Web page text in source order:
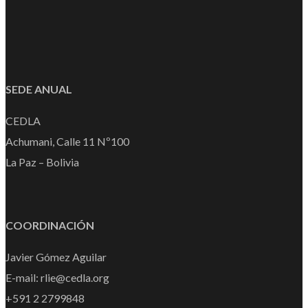
SEDE ANUAL
CEDLA
Achumani, Calle 11 Nº100
La Paz – Bolivia
COORDINACIÓN
Javier Gómez Aguilar
E-mail: rlie@cedla.org
+591 2 2799848